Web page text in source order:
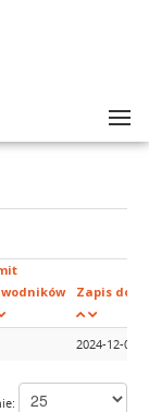
Zapis do
2024-12-06